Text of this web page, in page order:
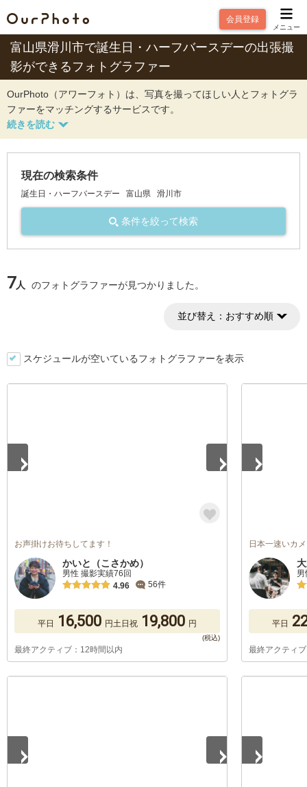
会員登録
メニュー
富山県滑川市で誕生日・ハーフバースデーの出張撮
影ができるフォトグラファー
OurPhoto（アワーフォト）は、写真を撮ってほしい人とフォトグラ
ファーをマッチングするサービスです。
現在の検索条件
誕生日・ハーフバースデー 富山県 滑川市
条件を絞って検索
7人 のフォトグラファーが見つかりました。
並び替え： おすすめ順
スケジュールが空いているフォトグラファーを表示
お声掛けお待ちしてます！
かいと（こさかめ）
男性 撮影実績76回
4.96
56件
平日 16,500 円土日祝 19,800 円
最終アクティブ：12時間以内
日本一速いカ
平日
最終アクティ